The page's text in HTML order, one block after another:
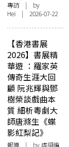
專訪 | by
Hei | 2026-07-22
【香港書展
2026】書展精
華遊 ：羅家英
傳奇生涯大回
顧 阮兆輝與鄧
樹榮談戲曲本
質 細析粵劇大
師唐滌生《蝶
影紅梨記》